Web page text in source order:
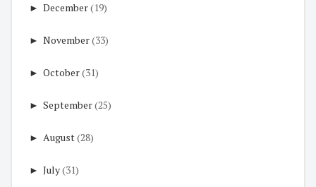
► December(19)
► November(33)
► October(31)
► September(25)
► August(28)
► July(31)